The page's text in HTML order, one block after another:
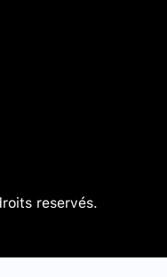
reservés.